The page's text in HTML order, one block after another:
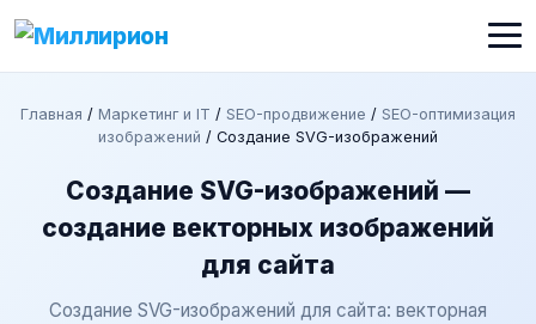
Главная / Маркетинг и IT / SEO-продвижение / SEO-оптимизация
изображений / Создание SVG-изображений
Создание SVG-изображений —
создание векторных изображений
для сайта
Создание SVG-изображений для сайта: векторная